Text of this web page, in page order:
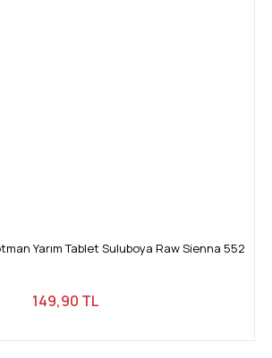
Yarım Tablet Suluboya Raw Sienna 552
149,90 TL